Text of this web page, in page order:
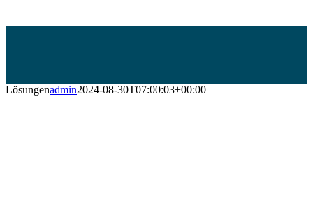
Lösungenadmin2024-08-30T07:00:03+00:00